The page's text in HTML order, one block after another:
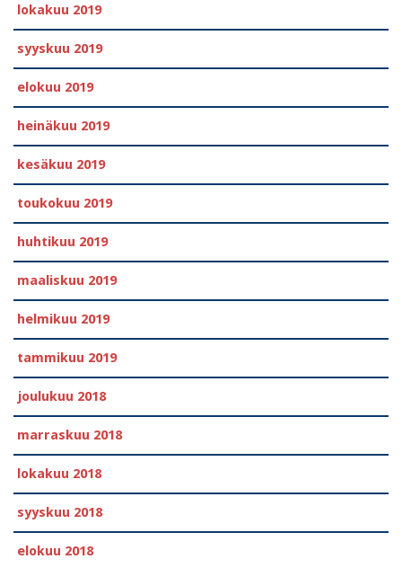
lokakuu 2019
syyskuu 2019
elokuu 2019
heinäkuu 2019
kesäkuu 2019
toukokuu 2019
huhtikuu 2019
maaliskuu 2019
helmikuu 2019
tammikuu 2019
joulukuu 2018
marraskuu 2018
lokakuu 2018
syyskuu 2018
elokuu 2018